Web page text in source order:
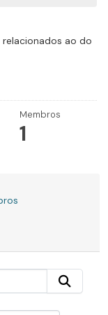
ao do
Membros
1